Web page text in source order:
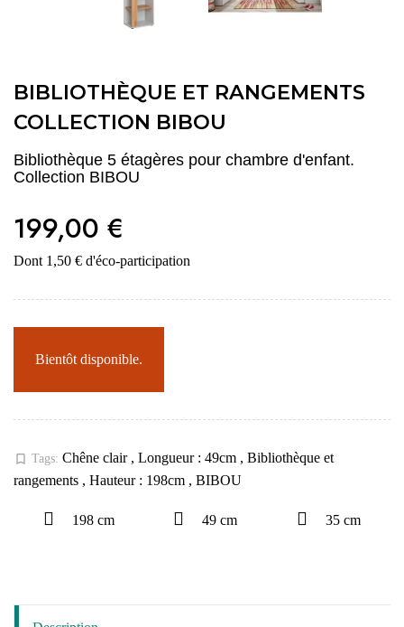
BIBLIOTHÈQUE ET RANGEMENTS
COLLECTION BIBOU
Bibliothèque 5 étagères pour chambre d'enfant.
Collection BIBOU
199,00 €
Dont 1,50 € d'éco-participation
Bientôt disponible.
bookmark_border Tags: Chêne clair , Longueur : 49cm , Bibliothèque et
rangements , Hauteur : 198cm , BIBOU
198 cm 49 cm 35 cm